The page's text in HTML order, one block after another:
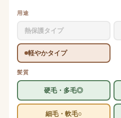
用途
熱保護タイプ
軽やかタイプ
髪質
硬毛・多毛◎
細毛・軟毛○